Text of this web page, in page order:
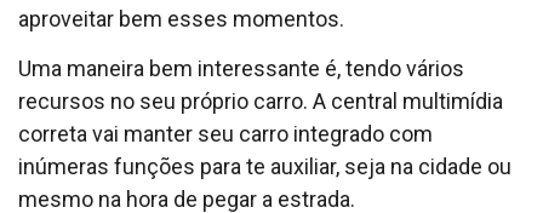
aproveitar bem esses momentos.
Uma maneira bem interessante é, tendo vários
recursos no seu próprio carro. A central multimídia
correta vai manter seu carro integrado com
inúmeras funções para te auxiliar, seja na cidade ou
mesmo na hora de pegar a estrada.